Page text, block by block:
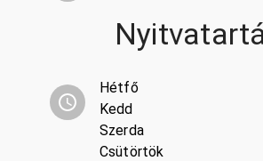
Hétfő
Kedd
Szerda
Csütörtök